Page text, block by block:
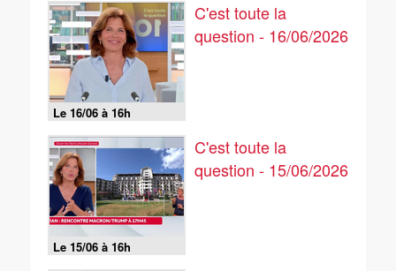
Le 16/06 à 16h
C'est toute la
question - 16/06/2026
Le 15/06 à 16h
C'est toute la
question - 15/06/2026